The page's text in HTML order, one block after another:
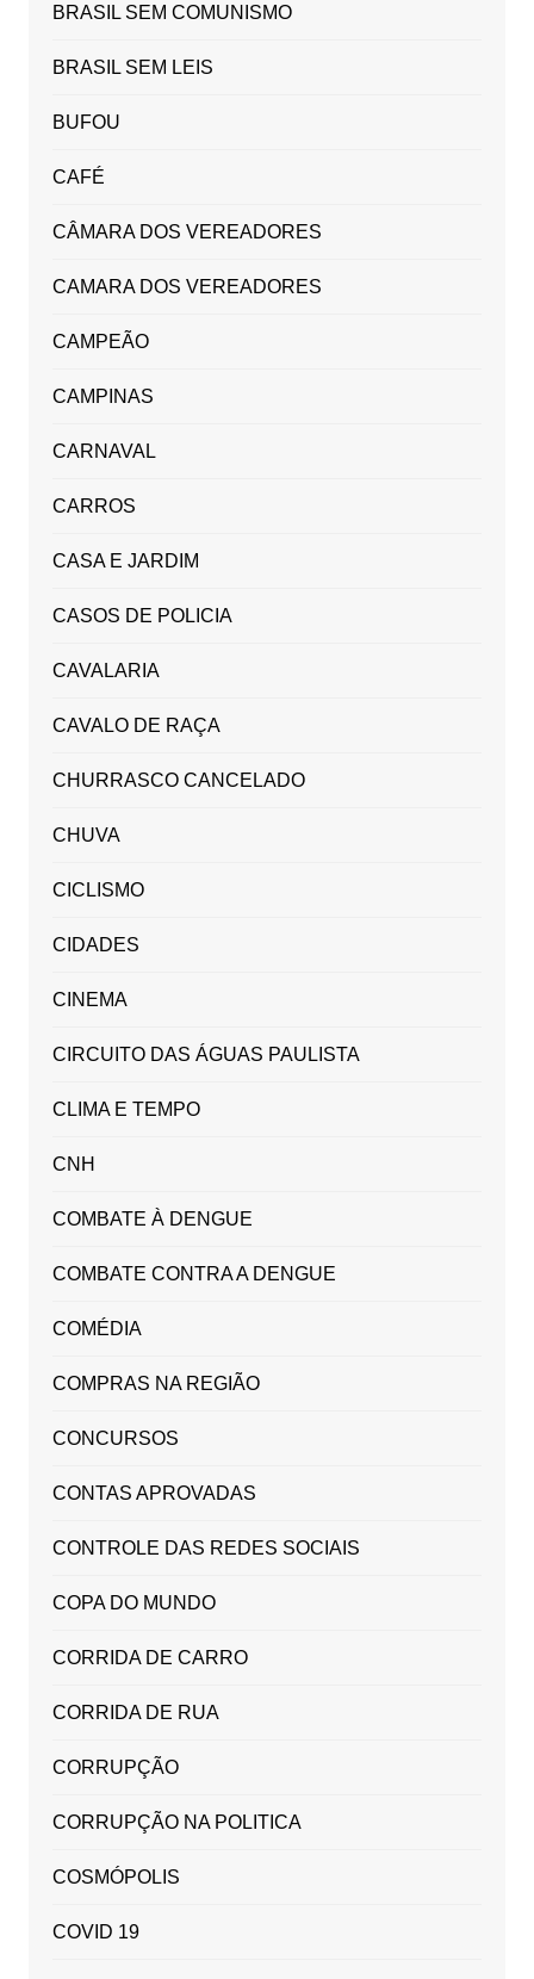
BRASIL SEM COMUNISMO
BRASIL SEM LEIS
BUFOU
CAFÉ
CÂMARA DOS VEREADORES
CAMARA DOS VEREADORES
CAMPEÃO
CAMPINAS
CARNAVAL
CARROS
CASA E JARDIM
CASOS DE POLICIA
CAVALARIA
CAVALO DE RAÇA
CHURRASCO CANCELADO
CHUVA
CICLISMO
CIDADES
CINEMA
CIRCUITO DAS ÁGUAS PAULISTA
CLIMA E TEMPO
CNH
COMBATE À DENGUE
COMBATE CONTRA A DENGUE
COMÉDIA
COMPRAS NA REGIÃO
CONCURSOS
CONTAS APROVADAS
CONTROLE DAS REDES SOCIAIS
COPA DO MUNDO
CORRIDA DE CARRO
CORRIDA DE RUA
CORRUPÇÃO
CORRUPÇÃO NA POLITICA
COSMÓPOLIS
COVID 19